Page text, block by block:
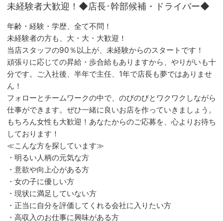
未経験者大歓迎！◆店長･幹部候補・ドライバー◆
年齢・経験・学歴、全て不問！
未経験者の方も、大・大・大歓迎！
当店スタッフの90％以上が、未経験からのスタートです！
頑張りに応じての昇給・歩合給もありますから、やりがいも十
分です。ご入社後、半年で主任、1年で店長も夢ではありませ
ん！
フォローとチームワークの中で、のびのびとワクワクしながら
仕事ができます。ぜひ一緒に良いお店を作っていきましょう。
もちろん女性も大歓迎！あなたからのご応募を、心よりお待ち
しております！
≪こんな方を探しています≫
・明るい人柄の元気な方
・意欲や向上心がある方
・女の子に優しい方
・現状に満足していない方
・正当に自分を評価してくれる会社に入りたい方
・高収入のお仕事に興味がある方